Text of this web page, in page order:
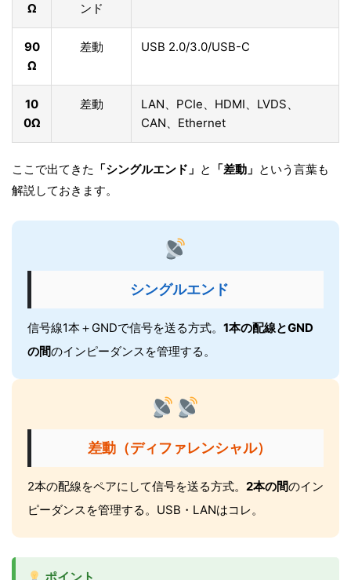
Ω
ンド
90
Ω
差動 USB 2.0/3.0/USB-C
10
0Ω
差動
LAN、PCIe、HDMI、LVDS、
CAN、Ethernet
ここで出てきた 「シングルエンド」 と 「差動」 という言葉も
解説しておきます。
シングルエンド
信号線1本＋GNDで信号を送る方式。 1本の配線とGND
の間のインピーダンスを管理する。
差動（ディファレンシャル）
2本の配線をペアにして信号を送る方式。 2本の間のイン
ピーダンスを管理する。USB・LANはコレ。